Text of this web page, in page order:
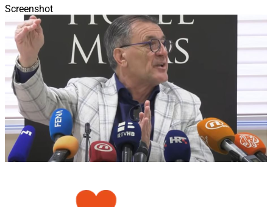
Screenshot